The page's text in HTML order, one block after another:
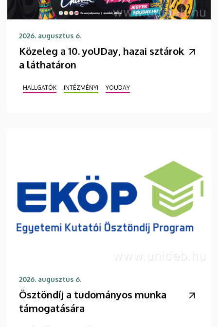
2026. augusztus 6.
Közeleg a 10. yoUDay, hazai sztárok
a láthatáron
HALLGATÓK INTÉZMÉNYI YOUDAY
2026. augusztus 6.
Ösztöndíj a tudományos munka
támogatására